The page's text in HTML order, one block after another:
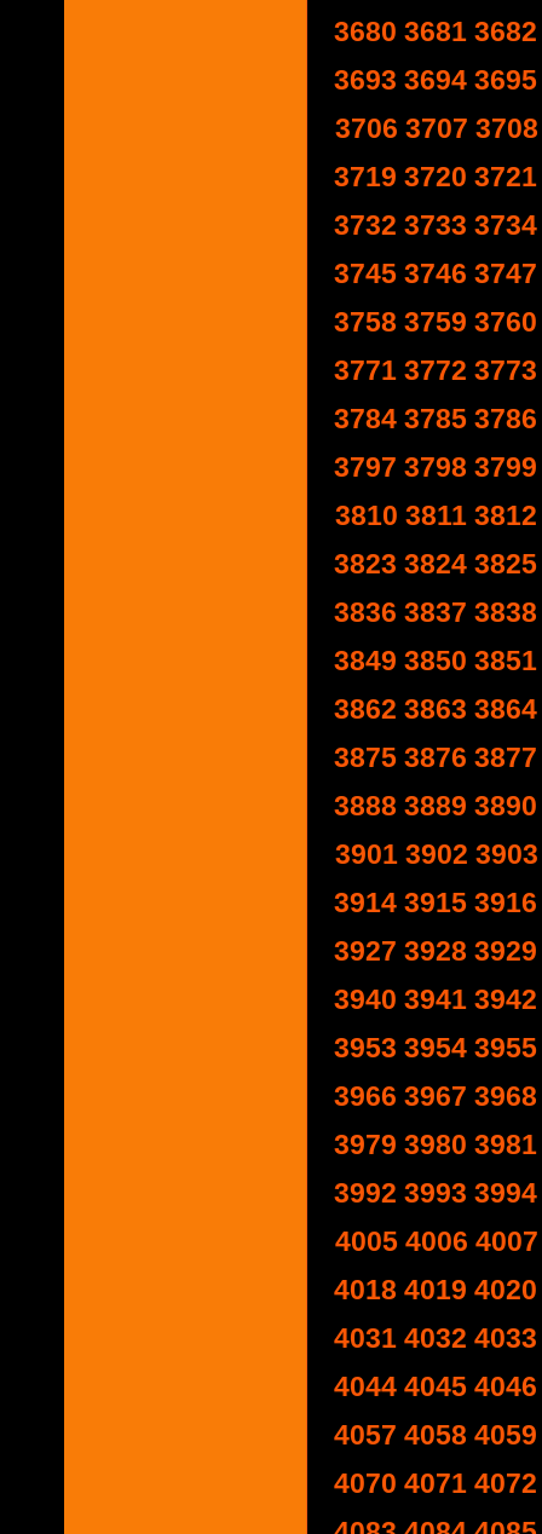
3680 3681 3682
3693 3694 3695
3706 3707 3708
3719 3720 3721
3732 3733 3734
3745 3746 3747
3758 3759 3760
3771 3772 3773
3784 3785 3786
3797 3798 3799
3810 3811 3812
3823 3824 3825
3836 3837 3838
3849 3850 3851
3862 3863 3864
3875 3876 3877
3888 3889 3890
3901 3902 3903
3914 3915 3916
3927 3928 3929
3940 3941 3942
3953 3954 3955
3966 3967 3968
3979 3980 3981
3992 3993 3994
4005 4006 4007
4018 4019 4020
4031 4032 4033
4044 4045 4046
4057 4058 4059
4070 4071 4072